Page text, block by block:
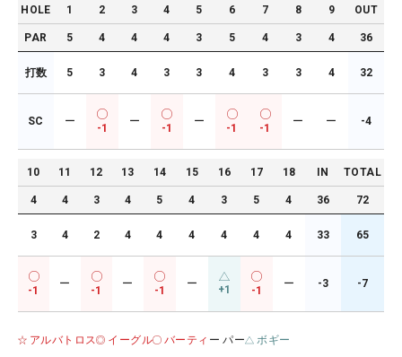
HOLE 1 2 3 4 5 6 7 8 9 OUT
PAR 5 4 4 4 3 5 4 3 4 36
打数 5 3 4 3 3 4 3 3 4 32
SC ー
-1
ー
-1
ー
-1 -1
ー ー -4
10 11 12 13 14 15 16 17 18 IN TOTAL
4 4 3 4 5 4 3 5 4 36 72
3 4 2 4 4 4 4 4 4 33 65
-1
ー
-1
ー
-1
ー +1 -1
ー -3 -7
アルバトロス イーグル バーティ ー パー ボギー